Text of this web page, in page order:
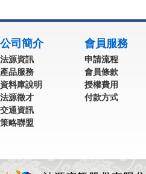
公司簡介
法源資訊
產品服務
資料庫說明
法源徵才
交通資訊
策略聯盟
會員服務
申請流程
會員條款
授權費用
付款方式